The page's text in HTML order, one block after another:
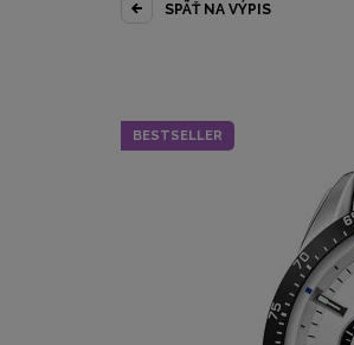
SPÄŤ NA VÝPIS
BESTSELLER